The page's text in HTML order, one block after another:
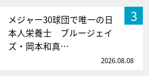
3
メジャー30球団で唯一の日
本人栄養士 ブルージェイ
ズ・岡本和真…
2026.08.08